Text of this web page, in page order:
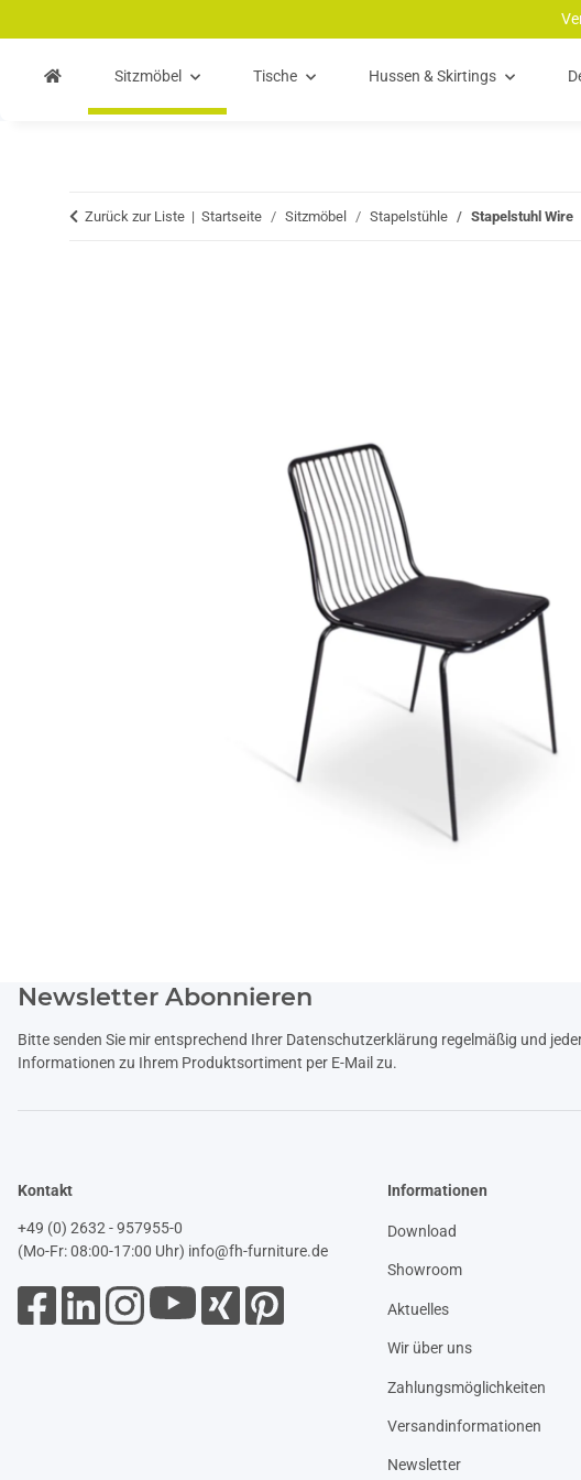
Sitzmöbel Tische Hussen & Skirtings
Zurück zur Liste Startseite Sitzmöbel Stapelstühle Stapelstuhl Wire
Newsletter Abonnieren
Bitte senden Sie mir entsprechend Ihrer Datenschutzerklärung regelmäßig und
Informationen zu Ihrem Produktsortiment per E-Mail zu.
Kontakt
+49 (0) 2632 - 957955-0
(Mo-Fr: 08:00-17:00 Uhr) info@fh-furniture.de
Informationen
Download
Showroom
Aktuelles
Wir über uns
Zahlungsmöglichkeiten
Versandinformationen
Newsletter